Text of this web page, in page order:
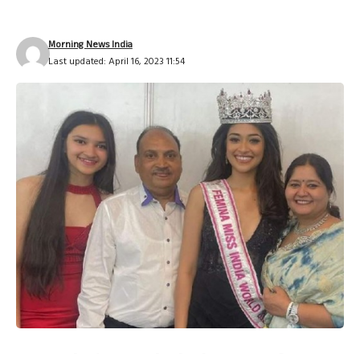
Last updated: April 16, 2023 11:54
Morning News India